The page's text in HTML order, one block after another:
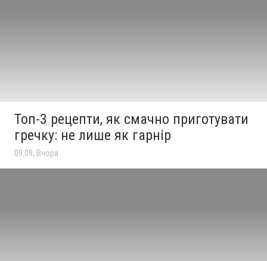
Топ-3 рецепти, як смачно приготувати
гречку: не лише як гарнір
09:09, Вчора